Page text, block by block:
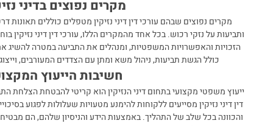
מקרים נפוצים בדיני
מקרים נפוצים שבהם עורכי דין דיני נזיקין מטפלים כוללים תאונות
ותביעות על נזקי רכוש. בכל אחד מהמקרים הללו, עורכי דין דיני נזיקין
הזכויות והאפשרויות המשפטיות, ומנהלים את התביעה במטרה להשיג
כולל הגשת תביעות, ניהול משא ומתן עם הצדדים המעורבים,
חשיבות הייעוץ
ייעוץ משפטי מקצועי בתחום דיני הנזיקין הוא קריטי להבטחת הצלחת
דין דיני נזיקין מסייעים ללקוחות להימנע מטעויות שעלולות לפגוע
והכוונה בכל שלב של התהליך. באמצעות הידע והניסיון שלהם, הם